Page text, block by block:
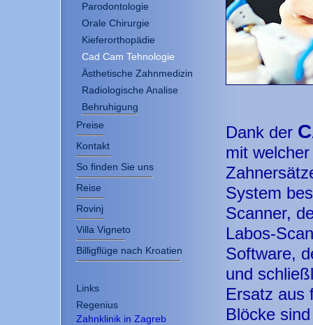
Parodontologie
Orale Chirurgie
Kieferorthopädie
Cad Cam Tehnologie
Ästhetische Zahnmedizin
Radiologische Analise
Behruhigung
Preise
Kontakt
So finden Sie uns
Reise
Rovinj
Villa Vigneto
Billigflüge nach Kroatien
Links
Regenius
Zahnklinik in Zagreb
Dank der
mit
System
Scanner,
Labos-
Software,
und
Ersatz aus
Blöcke